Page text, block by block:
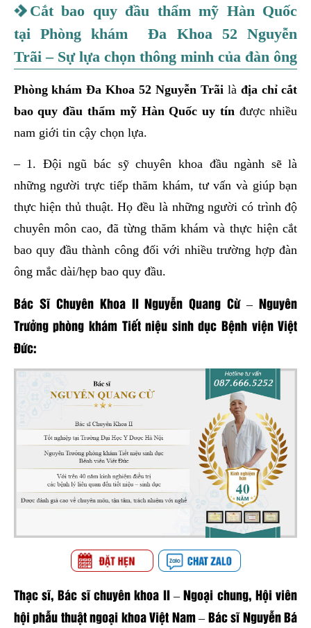
Cắt bao quy đầu thẩm mỹ Hàn Quốc
tại Phòng khám Đa Khoa 52 Nguyễn
Trãi– Sự lựa chọn thông minh của đàn ông
Phòng khám Đa Khoa 52 Nguyễn Trãi là địa chỉ cắt
bao quy đầu thẩm mỹ Hàn Quốc uy tín được nhiều
nam giới tin cậy chọn lựa.
– 1. Đội ngũ bác sỹ chuyên khoa đầu ngành sẽ là
những người trực tiếp thăm khám, tư vấn và giúp bạn
thực hiện thủ thuật. Họ đều là những người có trình độ
chuyên môn cao, đã từng thăm khám và thực hiện cắt
bao quy đầu thành công đối với nhiều trường hợp đàn
ông mắc dài/hẹp bao quy đầu.
Bác Sĩ Chuyên Khoa II Nguyễn Quang Cừ – Nguyên
Trưởng phòng khám Tiết niệu sinh dục Bệnh viện Việt
Đức:
Thạc sĩ, Bác sĩ chuyên khoa II – Ngoại chung, Hội viên
hội phẫu thuật ngoại khoa Việt Nam – Bác sĩ Nguyễn Bá